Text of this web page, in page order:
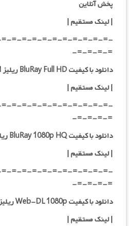
پخش آنلاین
| لینک مستقیم|
=-=-=-=-=-=-=-=-=-=-
=-=-=-=-
دانلود با کیفیت BluRay Full HD ریلیز F2M
|لینک مستقیم|
=-=-=-=-=-=-=-=-=-=-
=-=-=-=-
دانلود با کیفیت BluRay 1080p HQ ریلیز F2M
|لینک مستقیم|
=-=-=-=-=-=-=-=-=-=-
=-=-=-=-
دانلود با کیفیت Web-DL 1080p ریلیز F2M
|لینک مستقیم|